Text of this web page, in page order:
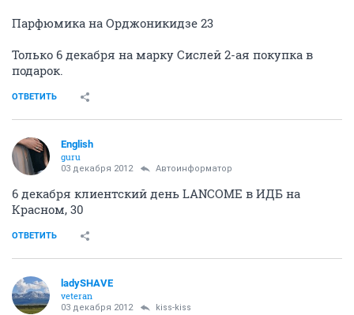
Парфюмика на Орджоникидзе 23
Только 6 декабря на марку Сислей 2-ая покупка в
подарок.
ОТВЕТИТЬ
English
guru
03 декабря 2012 Автоинформатор
6 декабря клиентский день LANCOME в ИДБ на
Красном, 30
ОТВЕТИТЬ
ladySHAVE
veteran
03 декабря 2012 kiss-kiss